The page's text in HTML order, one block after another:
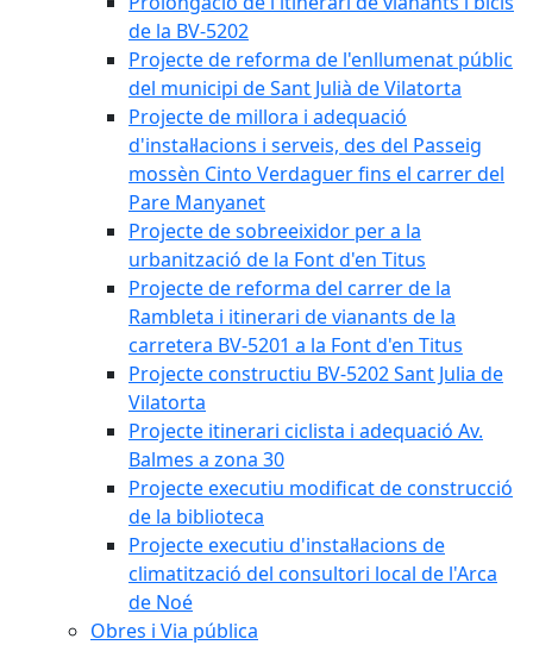
de la BV-5202
Projecte de reforma de l'enllumenat públic
del municipi de Sant Julià de Vilatorta
Projecte de millora i adequació
d'instal·lacions i serveis, des del Passeig
mossèn Cinto Verdaguer fins el carrer del
Pare Manyanet
Projecte de sobreeixidor per a la
urbanització de la Font d'en Titus
Projecte de reforma del carrer de la
Rambleta i itinerari de vianants de la
carretera BV-5201 a la Font d'en Titus
Projecte constructiu BV-5202 Sant Julia de
Vilatorta
Projecte itinerari ciclista i adequació Av.
Balmes a zona 30
Projecte executiu modificat de construcció
de la biblioteca
Projecte executiu d'instal·lacions de
climatització del consultori local de l'Arca
de Noé
Obres i Via pública